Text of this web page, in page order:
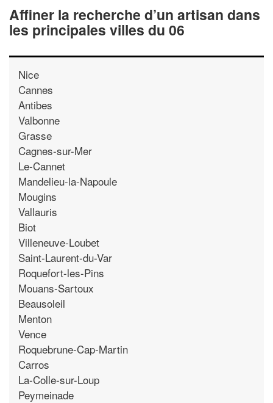
Affiner la recherche d’un artisan dans
les principales villes du 06
Nice
Cannes
Antibes
Valbonne
Grasse
Cagnes-sur-Mer
Le-Cannet
Mandelieu-la-Napoule
Mougins
Vallauris
Biot
Villeneuve-Loubet
Saint-Laurent-du-Var
Roquefort-les-Pins
Mouans-Sartoux
Beausoleil
Menton
Vence
Roquebrune-Cap-Martin
Carros
La-Colle-sur-Loup
Peymeinade